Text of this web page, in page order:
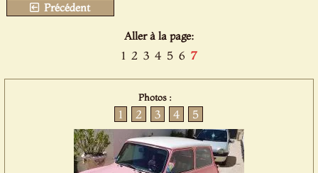
Précédent
Aller à la page:
1 2 3 4 5 6 7
Photos :
1 2 3 4 5